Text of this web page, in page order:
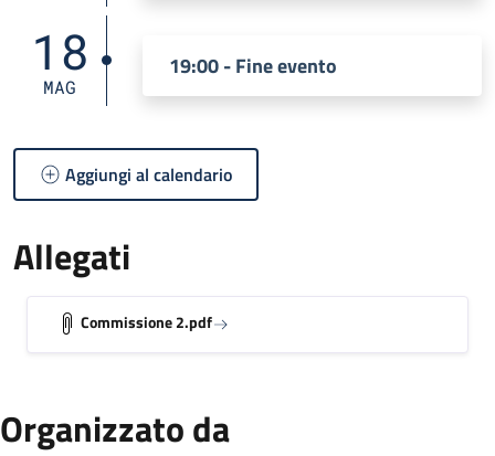
18
MAG
19:00 - Fine evento
Aggiungi al calendario
Allegati
Commissione 2.pdf
Organizzato da